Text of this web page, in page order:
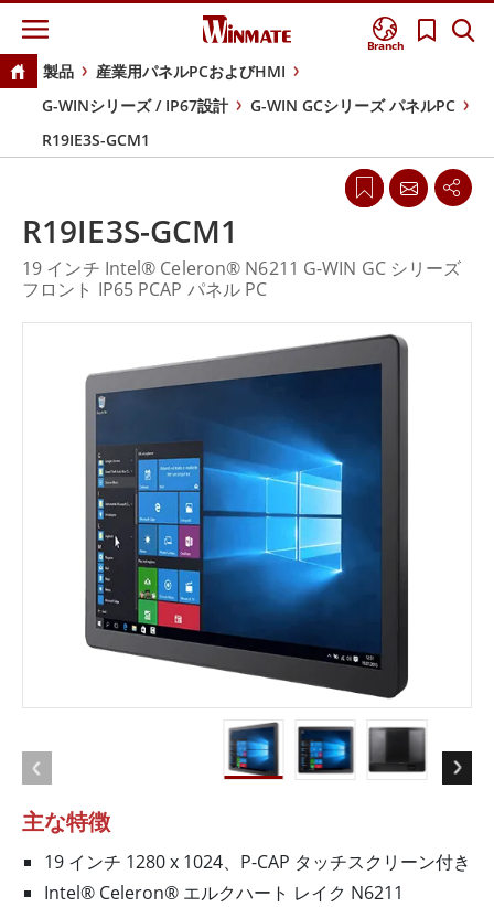
Branch
製品
産業用パネルPCおよびHMI
G-WINシリーズ / IP67設計
G-WIN GCシリーズ パネルPC
R19IE3S-GCM1
主な特徴
19 インチ 1280 x 1024、P-CAP タッチスクリーン付き
Intel® Celeron® エルクハート レイク N6211
R19IE3S-GCM1
19 インチ Intel® Celeron® N6211 G-WIN GC シリーズ
フロント IP65 PCAP パネル PC